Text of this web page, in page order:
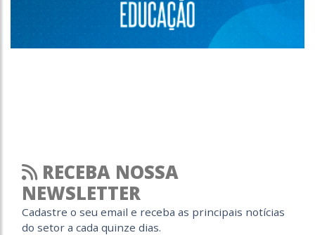
RECEBA NOSSA
NEWSLETTER
Cadastre o seu email e receba as principais notícias
do setor a cada quinze dias.